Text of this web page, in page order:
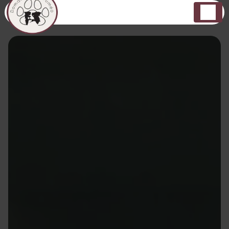
Panneau de gestion des cookies